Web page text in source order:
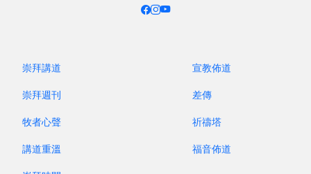
靜默，讓心靈從外在的繁雜聲中稍稍歇息；靜默是謙
卑的禱告，讓我們細察主基督臨在，藉著聖言，體會
祂的愛。
崇拜講道
崇拜週刊
牧者心聲
講道重溫
宣教佈道
差傳
祈禱塔
福音佈道